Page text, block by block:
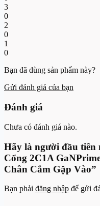
3
0
2
0
1
0
Bạn đã dùng sản phẩm này?
Gửi đánh giá của bạn
Đánh giá
Chưa có đánh giá nào.
Hãy là người đầu tiên
Cổng 2C1A
Chân Cắm Gập Vào”
Bạn phải đăng nhập để gửi